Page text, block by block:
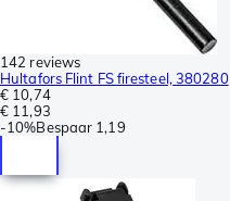
142 reviews
Hultafors Flint FS firesteel, 380280
€ 10,74
€ 11,93
-10%Bespaar 1,19